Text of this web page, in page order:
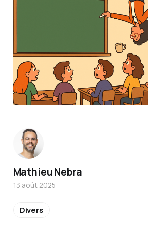
Mathieu Nebra
13 août 2025
Divers